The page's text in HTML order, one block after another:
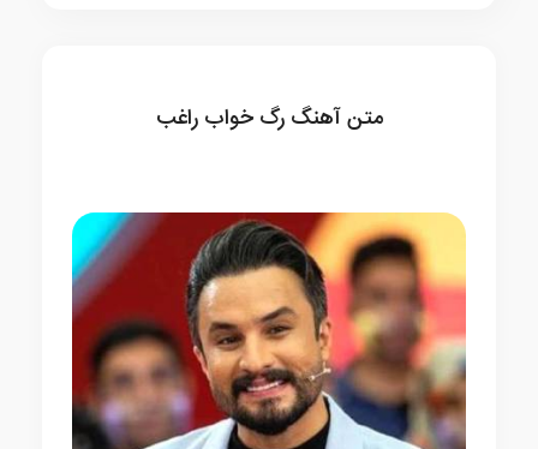
متن آهنگ رگ خواب راغب